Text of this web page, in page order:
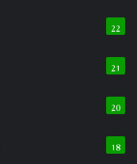
22
21
20
18